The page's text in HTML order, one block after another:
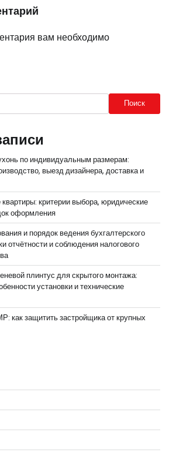
вам необходимо
Поиск
по индивидуальным размерам:
выезд дизайнера, доставка и
критерии выбора, юридические
оформления
и порядок ведения бухгалтерского
отчётности и соблюдения налогового
плинтус для скрытого монтажа:
установки и технические
как защитить застройщика от крупных